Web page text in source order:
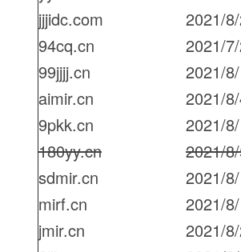
jjjidc.com
2021/
94cq.cn
2021/
99jjjj.cn
2021/
aimir.cn
2021/
9pkk.cn
2021/
180yy.cn
2021/
sdmir.cn
2021/
mirf.cn
2021/
jmir.cn
2021/